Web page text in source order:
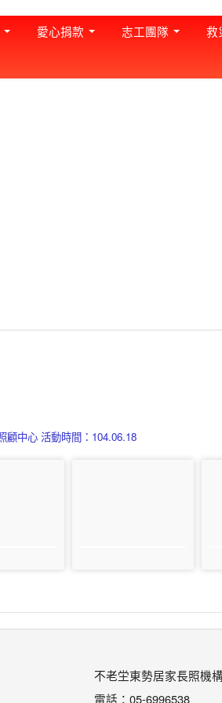
愛心捐款 志工團隊 救
顧中心 活動時間：104.06.18
不老坣東勢居家長照機
電話：05-6996538